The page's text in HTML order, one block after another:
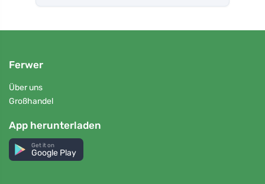
Ferwer
Über uns
Großhandel
App herunterladen
Get it on
Google Play